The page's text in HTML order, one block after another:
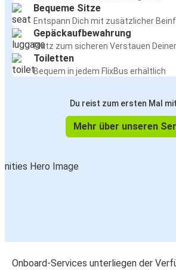
Bequeme Sitze
Entspann Dich mit zusätzlicher
Gepäckaufbewahrung
Platz zum sicheren Verstauen
Toiletten
Bequem in jedem FlixBus erhältlich
Du reist zum ersten Mal
Mehr über unseren
Onboard-Services unterliegen der